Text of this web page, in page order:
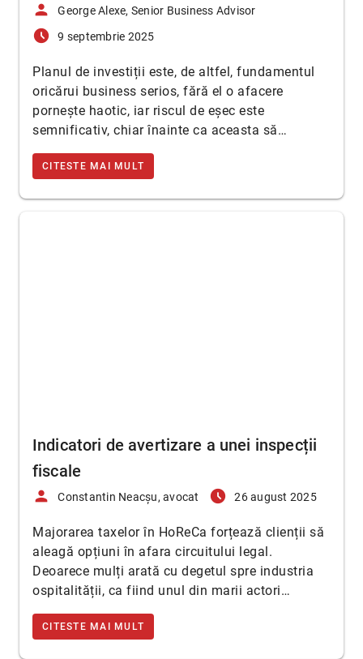
person George Alexe, Senior Business Advisor
access_time_filled 9 septembrie 2025
Planul de investiții este, de altfel, fundamentul
oricărui business serios, fără el o afacere
pornește haotic, iar riscul de eșec este
semnificativ, chiar înainte ca aceasta să…
CITESTE MAI MULT
Indicatori de avertizare a unei inspecții
fiscale
person Constantin Neacșu, avocat access_time_filled 26 august 2025
Majorarea taxelor în HoReCa forțează clienții să
aleagă opțiuni în afara circuitului legal.
Deoarece mulți arată cu degetul spre industria
ospitalității, ca fiind unul din marii actori…
CITESTE MAI MULT